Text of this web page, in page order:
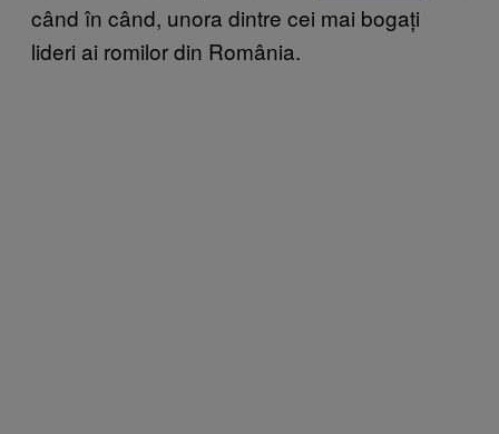
când în când, unora dintre cei mai bogați
lideri ai romilor din România.